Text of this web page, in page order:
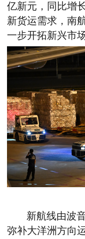
亿新元，同比增
新货运需求，南
一步开拓新兴市
新航线由波
弥补大洋洲方向